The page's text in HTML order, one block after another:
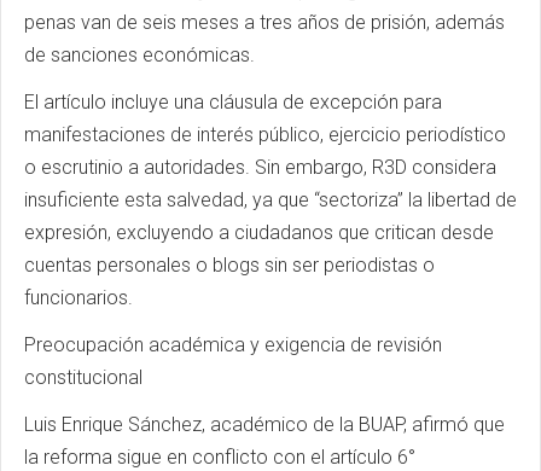
penas van de seis meses a tres años de prisión, además
de sanciones económicas.
El artículo incluye una cláusula de excepción para
manifestaciones de interés público, ejercicio periodístico
o escrutinio a autoridades. Sin embargo, R3D considera
insuficiente esta salvedad, ya que “sectoriza” la libertad de
expresión, excluyendo a ciudadanos que critican desde
cuentas personales o blogs sin ser periodistas o
funcionarios.
Preocupación académica y exigencia de revisión
constitucional
Luis Enrique Sánchez, académico de la BUAP, afirmó que
la reforma sigue en conflicto con el artículo 6°